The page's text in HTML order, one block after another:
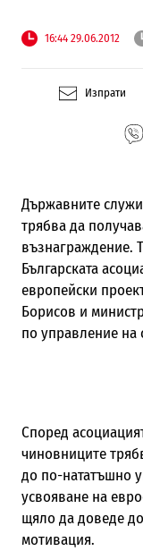
16:44 29.06.2012
Изпрати
Държавните
трябва да
възнаграждение.
Българската
европейски
Борисов и
по управление на
Според
чиновниците
до по-нататъшно
усвояване на
щяло да доведе
мотивация.